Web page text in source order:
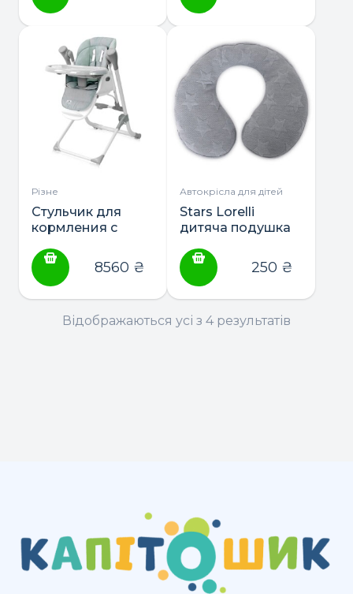
Різне
Стульчик для
кормления с
Lorelli Ventura
8560 ₴
Автокрісла для дітей
Stars Lorelli
дитяча подушка
подорожей250 ₴
Відображаються усі з 4 результатів